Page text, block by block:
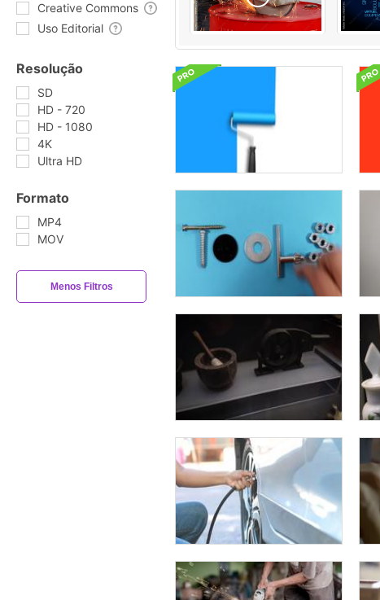
Creative Commons
Uso Editorial
Resolução
SD
HD - 720
HD - 1080
4K
Ultra HD
Formato
MP4
MOV
Menos Filtros